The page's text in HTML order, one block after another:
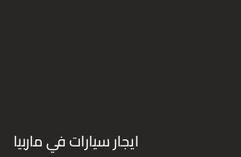
ايجار سيارات في ماربيا